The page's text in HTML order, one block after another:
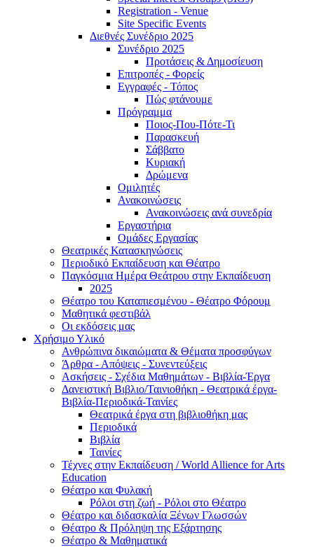
Registration - Venue
Site Specific Events
Διεθνές Συνέδριο 2025
Συνέδριο 2025
Προτάσεις & Δημοσίευση
Επιτροπές - Φορείς
Εγγραφές - Τόπος
Πώς φτάνουμε
Πρόγραμμα
Ποιος-Που-Πότε-Τι
Παρασκευή
Σάββατο
Κυριακή
Δρώμενα
Ομιλητές
Ανακοινώσεις
Ανακοινώσεις ανά συνεδρία
Εργαστήρια
Ομάδες Εργασίας
Θεατρικές Κατασκηνώσεις
Περιοδικό Εκπαίδευση και Θέατρο
Παγκόσμια Ημέρα Θεάτρου στην Εκπαίδευση
2025
Θέατρο του Καταπιεσμένου - Θέατρο Φόρουμ
Μαθητικά φεστιβάλ
Οι εκδόσεις μας
Χρήσιμο Υλικό
Ανθρώπινα δικαιώματα & Θέματα προσφύγων
Άρθρα - Απόψεις - Συνεντεύξεις
Ασκήσεις - Σχέδια Μαθημάτων - Βιβλία-Έργα
Δανειστική Βιβλιο/Ταινιοθήκη - Θεατρικά έργα-
Βιβλία-Περιοδικά-Ταινίες
Θεατρικά έργα στη βιβλιοθήκη μας
Περιοδικά
Βιβλία
Ταινίες
Τέχνες στην Εκπαίδευση / World Allience for Arts
Education
Θέατρο και Φυλακή
Ρόλοι στη ζωή - Ρόλοι στο Θέατρο
Θέατρο και διδασκαλία Ξένων Γλωσσών
Θέατρο & Πρόληψη της Εξάρτησης
Θέατρο & Μαθηματικά